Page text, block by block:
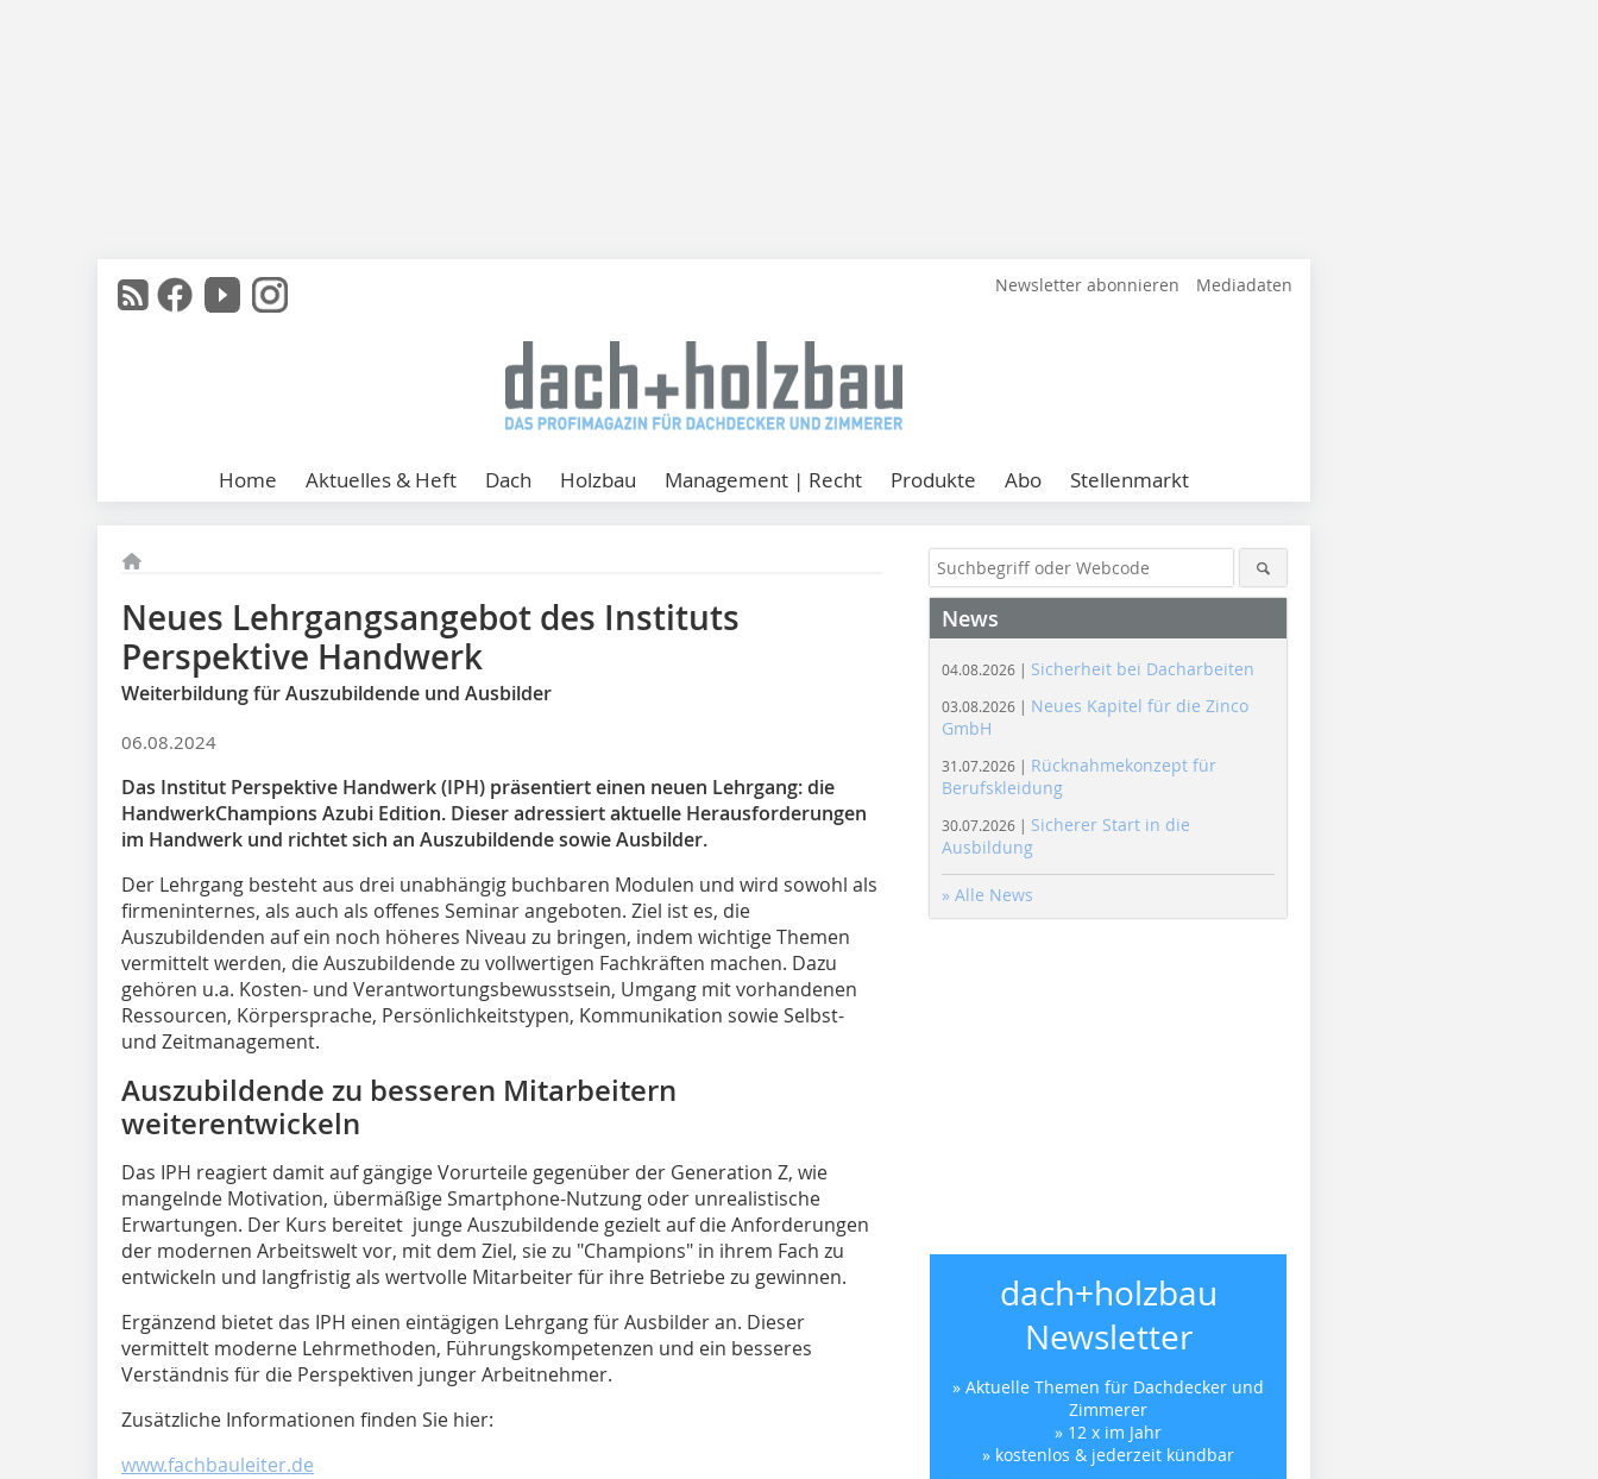
Newsletter abonnieren Mediadaten
Home Aktuelles & Heft Dach Holzbau Management | Recht Produkte Abo Stellenmarkt
Neues Lehrgangsangebot des Instituts
Perspektive Handwerk
Weiterbildung für Auszubildende und Ausbilder
06.08.2024
Das Institut Perspektive Handwerk (IPH) präsentiert einen neuen Lehrgang: die
HandwerkChampions Azubi Edition. Dieser adressiert aktuelle Herausforderungen
im Handwerk und richtet sich an Auszubildende sowie Ausbilder.
Der Lehrgang besteht aus drei unabhängig buchbaren Modulen und wird sowohl als
firmeninternes, als auch als offenes Seminar angeboten. Ziel ist es, die
Auszubildenden auf ein noch höheres Niveau zu bringen, indem wichtige Themen
vermittelt werden, die Auszubildende zu vollwertigen Fachkräften machen. Dazu
gehören u.a. Kosten- und Verantwortungsbewusstsein, Umgang mit vorhandenen
Ressourcen, Körpersprache, Persönlichkeitstypen, Kommunikation sowie Selbst-
und Zeitmanagement.
Auszubildende zu besseren Mitarbeitern
weiterentwickeln
Das IPH reagiert damit auf gängige Vorurteile gegenüber der Generation Z, wie
mangelnde Motivation, übermäßige Smartphone-Nutzung oder unrealistische
Erwartungen. Der Kurs bereitet junge Auszubildende gezielt auf die Anforderungen
der modernen Arbeitswelt vor, mit dem Ziel, sie zu "Champions" in ihrem Fach zu
entwickeln und langfristig als wertvolle Mitarbeiter für ihre Betriebe zu gewinnen.
Ergänzend bietet das IPH einen eintägigen Lehrgang für Ausbilder an. Dieser
vermittelt moderne Lehrmethoden, Führungskompetenzen und ein besseres
Verständnis für die Perspektiven junger Arbeitnehmer.
Zusätzliche Informationen finden Sie hier:
www.fachbauleiter.de
News
04.08.2026 | Sicherheit bei Dacharbeiten
03.08.2026 | Neues Kapitel für die Zinco
GmbH
31.07.2026 | Rücknahmekonzept für
Berufskleidung
30.07.2026 | Sicherer Start in die
Ausbildung
» Alle News
dach+holzbau
Newsletter
» Aktuelle Themen für Dachdecker und
Zimmerer
» 12 x im Jahr
» kostenlos & jederzeit kündbar